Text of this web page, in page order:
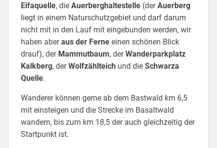
Eifaquelle, die Auerberghaltestelle(derAuerberg
liegt in einem Naturschutzgebiet und darf darum
nicht mit in den Lauf mit eingebunden werden, wir
haben aberaus der Ferneeinen schönen Blick
drauf), der Mammutbaum, derWanderparkplatz
Kalkberg, derWolfzählteichund die Schwarza
Quelle.
Wanderer können gerne ab dem Bastwald km 6,5
mit einsteigen und die Strecke im Basaltwald
wandern, bis zum km 18,5 der auch gleichzeitig der
Startpunkt ist.